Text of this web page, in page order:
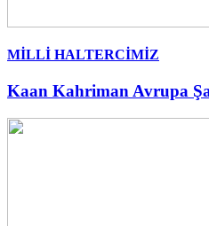
MİLLİ HALTERCİMİZ
Kaan Kahriman Avrupa